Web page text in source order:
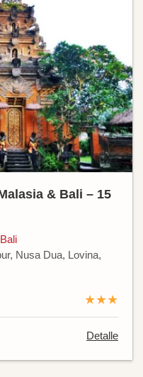
& Bali – 15
Nusa Dua, Lovina,
★★★
Detalle